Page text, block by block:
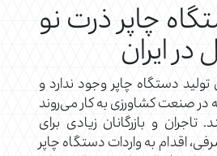
چاپر ذرت نو
ایران
تولید دستگاه چاپر وجود ندارد و
در صنعت کشاورزی به کار می‌روند
تاجران و بازرگانان زیادی برای
اقدام به واردات دستگاه چاپر